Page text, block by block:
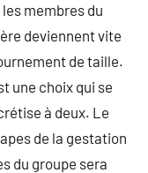
membres du
deviennent vite
de taille.
une choix qui se
à deux. Le
de la gestation
du groupe sera